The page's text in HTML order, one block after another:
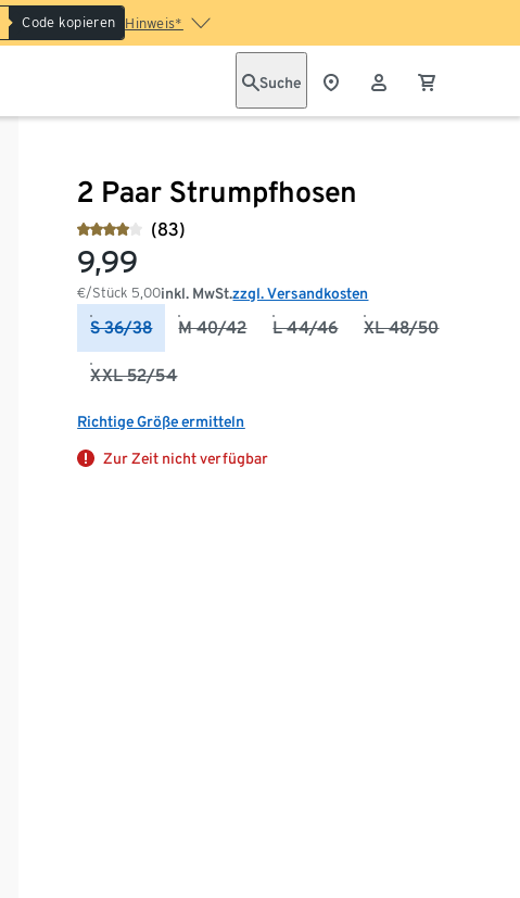
Code kopieren Hinweis*
Suche
2 Paar Strumpfhosen
(83)
9,99
€/Stück 5,00inkl. MwSt.zzgl. Versandkosten
S 36/38 M 40/42 L 44/46 XL 48/50
XXL 52/54
Richtige Größe ermitteln
Zur Zeit nicht verfügbar